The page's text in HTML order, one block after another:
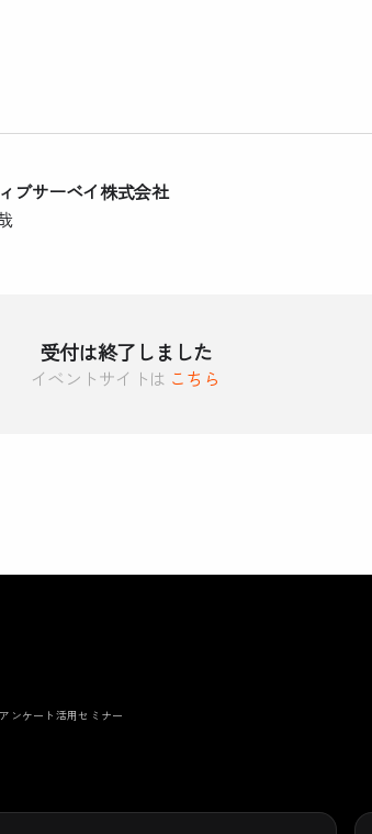
ブサーベイ株式会社
受付は終了しました
イベントサイトは こちら
ンケート活用セミナー